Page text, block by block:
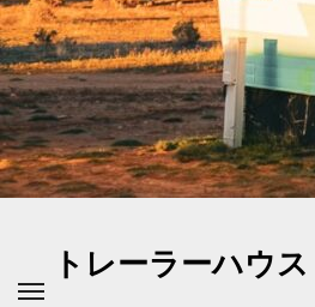
ッ
プ
トレーラーハウ